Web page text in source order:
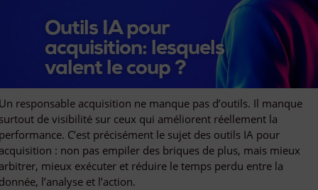
Outils IA pour
acquisition: lesquels
valent le coup ?
responsable acquisition ne manque pas d’outils. Il manque
de visibilité sur ceux qui améliorent réellement la
C’est précisément le sujet des outils IA pour
: non pas empiler des briques de plus, mais mieux
mieux exécuter et réduire le temps perdu entre la
l’analyse et l’action.